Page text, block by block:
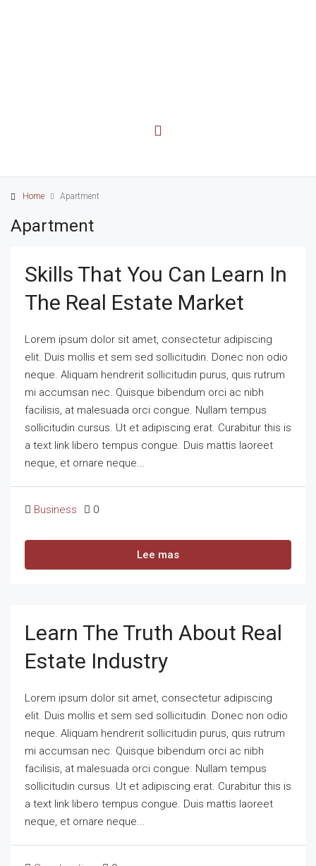
Home Apartment
Apartment
Skills That You Can Learn In
The Real Estate Market
Lorem ipsum dolor sit amet, consectetur adipiscing
elit. Duis mollis et sem sed sollicitudin. Donec non odio
neque. Aliquam hendrerit sollicitudin purus, quis rutrum
mi accumsan nec. Quisque bibendum orci ac nibh
facilisis, at malesuada orci congue. Nullam tempus
sollicitudin cursus. Ut et adipiscing erat. Curabitur this is
a text link libero tempus congue. Duis mattis laoreet
neque, et ornare neque...
Business 0
Lee mas
Learn The Truth About Real
Estate Industry
Lorem ipsum dolor sit amet, consectetur adipiscing
elit. Duis mollis et sem sed sollicitudin. Donec non odio
neque. Aliquam hendrerit sollicitudin purus, quis rutrum
mi accumsan nec. Quisque bibendum orci ac nibh
facilisis, at malesuada orci congue. Nullam tempus
sollicitudin cursus. Ut et adipiscing erat. Curabitur this is
a text link libero tempus congue. Duis mattis laoreet
neque, et ornare neque...